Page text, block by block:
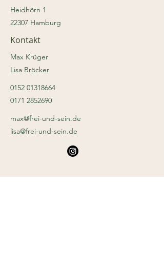
Heidhörn 1
22307 Hamburg
Kontakt
Max Krüger
Lisa Bröcker
0152 01318664
0171 2852690
max@frei-und-sein.de
lisa@frei-und-sein.de